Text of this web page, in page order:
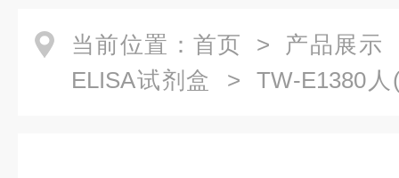
当前位置： 首页 > 产品展示
ELISA试剂盒
> TW-E1380人